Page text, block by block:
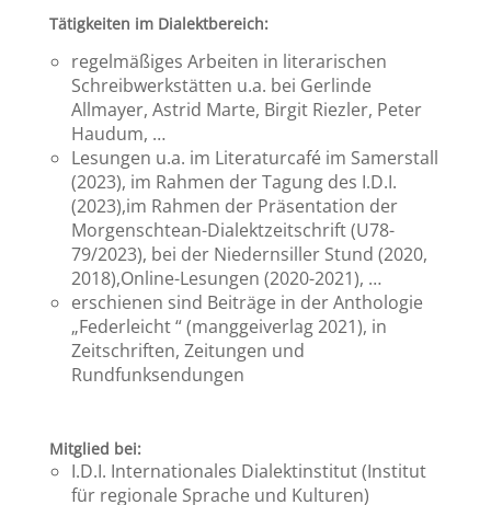
Tätigkeiten im Dialektbereich:
regelmäßiges Arbeiten in literarischen
Schreibwerkstätten u.a. bei Gerlinde
Allmayer, Astrid Marte, Birgit Riezler, Peter
Haudum, …
Lesungen u.a. im Literaturcafé im Samerstall
(2023), im Rahmen der Tagung des I.D.I.
(2023),im Rahmen der Präsentation der
Morgenschtean-Dialektzeitschrift (U78-
79/2023), bei der Niedernsiller Stund (2020,
2018),Online-Lesungen (2020-2021), …
erschienen sind Beiträge in der Anthologie
„Federleicht “ (manggeiverlag 2021), in
Zeitschriften, Zeitungen und
Rundfunksendungen
Mitglied bei:
I.D.I. Internationales Dialektinstitut (Institut
für regionale Sprache und Kulturen)